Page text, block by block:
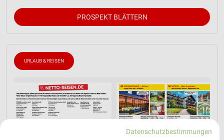
PROSPEKT BLÄTTERN
URLAUB & REISEN
Datenschutzbestimmungen